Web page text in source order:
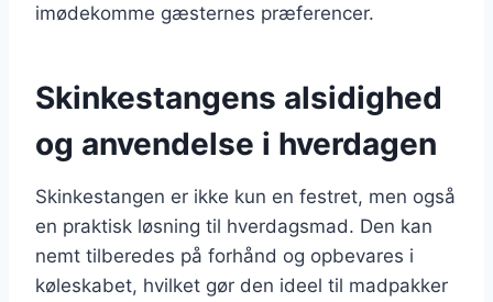
imødekomme gæsternes præferencer.
Skinkestangens alsidighed
og anvendelse i hverdagen
Skinkestangen er ikke kun en festret, men også
en praktisk løsning til hverdagsmad. Den kan
nemt tilberedes på forhånd og opbevares i
køleskabet, hvilket gør den ideel til madpakker